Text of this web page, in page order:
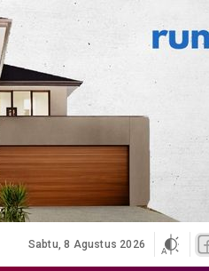
Sabtu, 8 Agustus 2026